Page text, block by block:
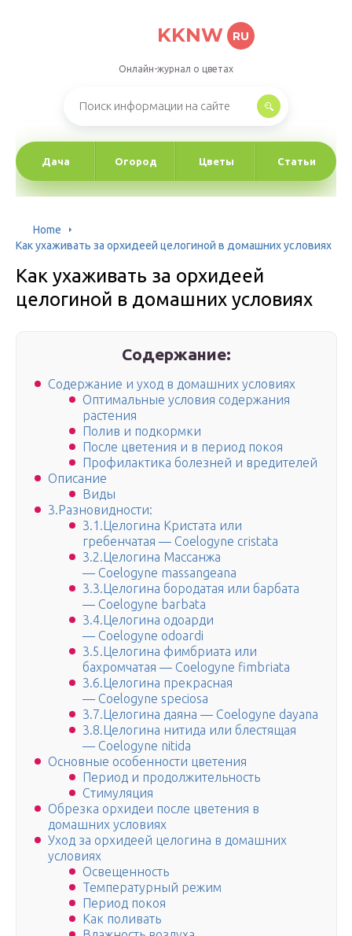
KKNW RU
Онлайн-журнал о цветах
Дача Огород Цветы Статьи
Home
Как ухаживать за орхидеей целогиной в домашних условиях
Как ухаживать за орхидеей
целогиной в домашних условиях
Содержание:
Содержание и уход в домашних условиях
Оптимальные условия содержания
растения
Полив и подкормки
После цветения и в период покоя
Профилактика болезней и вредителей
Описание
Виды
3.Разновидности:
3.1.Целогина Кристата или
гребенчатая — Coelogyne cristata
3.2.Целогина Массанжа
— Coelogyne massangeana
3.3.Целогина бородатая или барбата
— Coelogyne barbata
3.4.Целогина одоарди
— Coelogyne odoardi
3.5.Целогина фимбриата или
бахромчатая — Coelogyne fimbriata
3.6.Целогина прекрасная
— Coelogyne speciosa
3.7.Целогина даяна — Coelogyne dayana
3.8.Целогина нитида или блестящая
— Coelogyne nitida
Основные особенности цветения
Период и продолжительность
Стимуляция
Обрезка орхидеи после цветения в
домашних условиях
Уход за орхидеей целогина в домашних
условиях
Освещенность
Температурный режим
Период покоя
Как поливать